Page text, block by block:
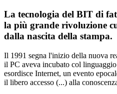
La tecnologia del BIT di
la più grande rivoluzione
dalla nascita della stampa.
Il 1991 segna l'inizio della nuova
il PC aveva incubato col
esordisce Internet, un evento
il libero accesso (...) alla